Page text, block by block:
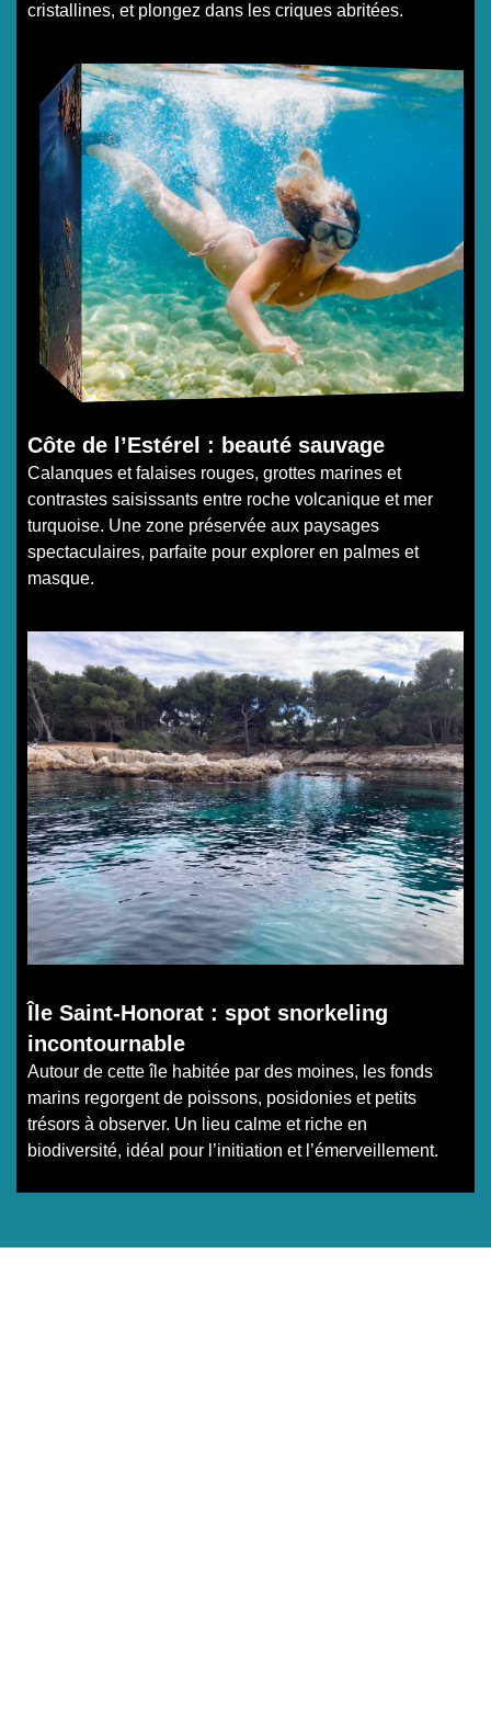
cristallines, et plongez dans les criques abritées.
Côte de l’Estérel : beauté sauvage
Calanques et falaises rouges, grottes marines et
contrastes saisissants entre roche volcanique et mer
turquoise. Une zone préservée aux paysages
spectaculaires, parfaite pour explorer en palmes et
masque.
Île Saint-Honorat : spot snorkeling
incontournable
Autour de cette île habitée par des moines, les fonds
marins regorgent de poissons, posidonies et petits
trésors à observer. Un lieu calme et riche en
biodiversité, idéal pour l’initiation et l’émerveillement.